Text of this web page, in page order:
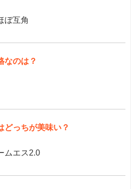
ぼ互角
なのは？
どっちが美味い？
ムエス2.0